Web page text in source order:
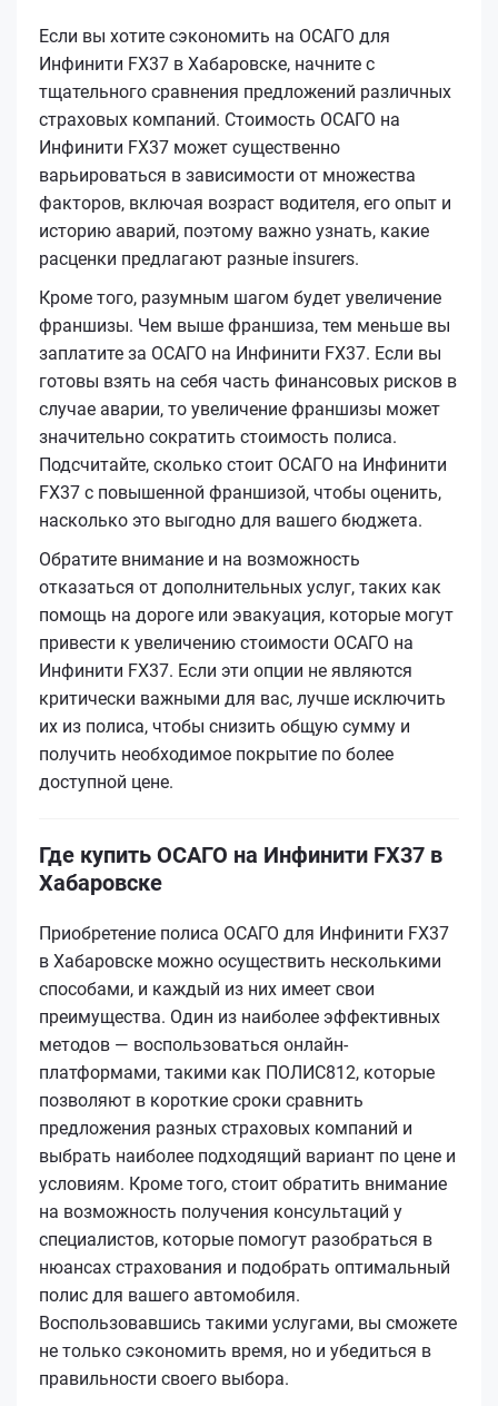
Если вы хотите сэкономить на ОСАГО для
Инфинити FX37 в Хабаровске, начните с
тщательного сравнения предложений различных
страховых компаний. Стоимость ОСАГО на
Инфинити FX37 может существенно
варьироваться в зависимости от множества
факторов, включая возраст водителя, его опыт и
историю аварий, поэтому важно узнать, какие
расценки предлагают разные insurers.
Кроме того, разумным шагом будет увеличение
франшизы. Чем выше франшиза, тем меньше вы
заплатите за ОСАГО на Инфинити FX37. Если вы
готовы взять на себя часть финансовых рисков в
случае аварии, то увеличение франшизы может
значительно сократить стоимость полиса.
Подсчитайте, сколько стоит ОСАГО на Инфинити
FX37 с повышенной франшизой, чтобы оценить,
насколько это выгодно для вашего бюджета.
Обратите внимание и на возможность
отказаться от дополнительных услуг, таких как
помощь на дороге или эвакуация, которые могут
привести к увеличению стоимости ОСАГО на
Инфинити FX37. Если эти опции не являются
критически важными для вас, лучше исключить
их из полиса, чтобы снизить общую сумму и
получить необходимое покрытие по более
доступной цене.
Где купить ОСАГО на Инфинити FX37 в
Хабаровске
Приобретение полиса ОСАГО для Инфинити FX37
в Хабаровске можно осуществить несколькими
способами, и каждый из них имеет свои
преимущества. Один из наиболее эффективных
методов — воспользоваться онлайн-
платформами, такими как ПОЛИС812, которые
позволяют в короткие сроки сравнить
предложения разных страховых компаний и
выбрать наиболее подходящий вариант по цене и
условиям. Кроме того, стоит обратить внимание
на возможность получения консультаций у
специалистов, которые помогут разобраться в
нюансах страхования и подобрать оптимальный
полис для вашего автомобиля.
Воспользовавшись такими услугами, вы сможете
не только сэкономить время, но и убедиться в
правильности своего выбора.